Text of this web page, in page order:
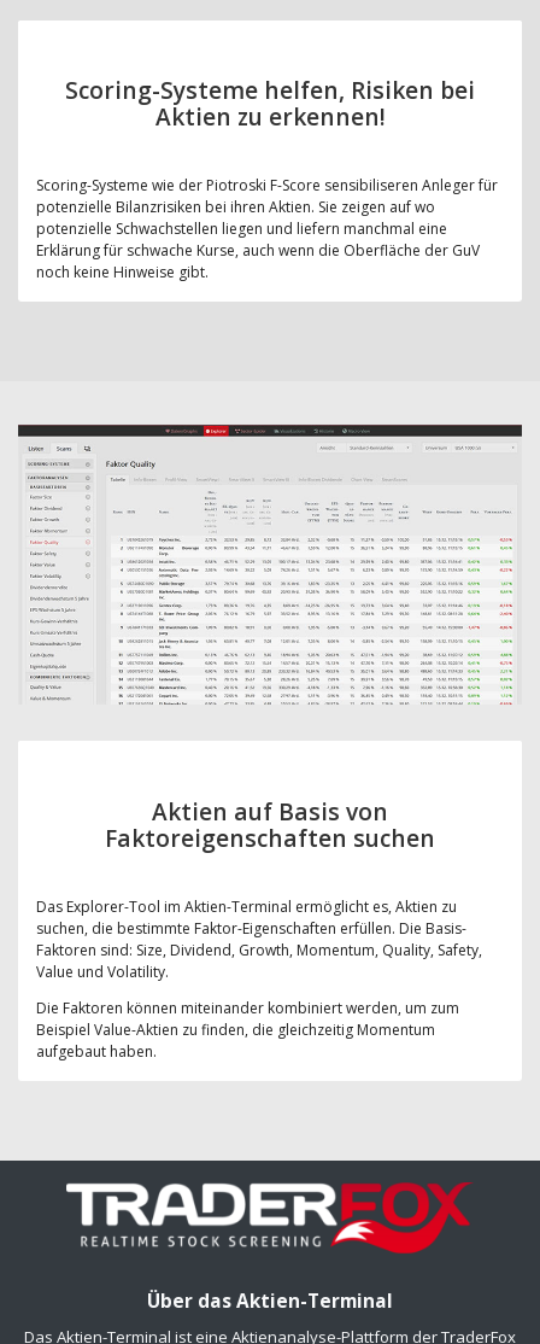
Scoring-Systeme helfen, Risiken bei
Aktien zu erkennen!
Scoring-Systeme wie der Piotroski F-Score sensibiliseren Anleger für
potenzielle Bilanzrisiken bei ihren Aktien. Sie zeigen auf wo
potenzielle Schwachstellen liegen und liefern manchmal eine
Erklärung für schwache Kurse, auch wenn die Oberfläche der GuV
noch keine Hinweise gibt.
Aktien auf Basis von
Faktoreigenschaften suchen
Das Explorer-Tool im Aktien-Terminal ermöglicht es, Aktien zu
suchen, die bestimmte Faktor-Eigenschaften erfüllen. Die Basis-
Faktoren sind: Size, Dividend, Growth, Momentum, Quality, Safety,
Value und Volatility.
Die Faktoren können miteinander kombiniert werden, um zum
Beispiel Value-Aktien zu finden, die gleichzeitig Momentum
aufgebaut haben.
Über das Aktien-Terminal
Das Aktien-Terminal ist eine Aktienanalyse-Plattform der TraderFox